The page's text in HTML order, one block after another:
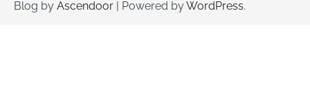
Blog by Ascendoor | Powered byWordPress.